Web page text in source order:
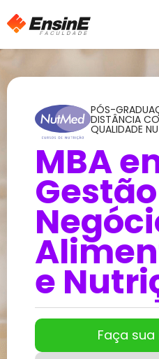
PÓS-
DISTÂNCIA
QUALIDADE
MBA
e
Faça